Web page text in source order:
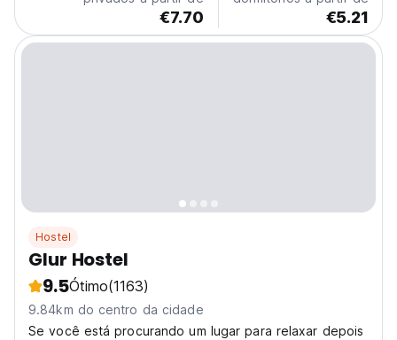
€7.70 €5.21
Hostel
Glur Hostel
9.5Ótimo(1163)
9.84km do centro da cidade
Se você está procurando um lugar para relaxar depois